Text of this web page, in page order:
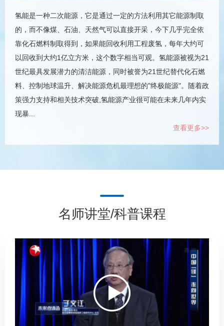
氢能是一种二次能源，它是通过一定的方法利用其它能源制取
的，而不像煤、石油、天然气可以直接开采，今下几乎完全依
靠化石燃料制取得到，如果能回收利用工程废氢，每年大约可
以回收到大约1亿立方米，这个数字相当可观。氢能源被视为21
世纪最具发展潜力的清洁能源，同时被誉为21世纪替代化石燃
料、控制地球温升、解决能源危机最理想的"终极能源"。随着政
策强力支持和相关技术突破,氢能源产业很可能在未来几年内实
现暴...
查看更多>>
名师讲堂/科普课程